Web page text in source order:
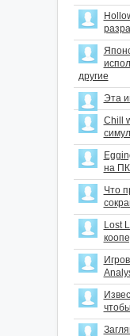
другие
Эта
Chill
на ПК
Что
Lost